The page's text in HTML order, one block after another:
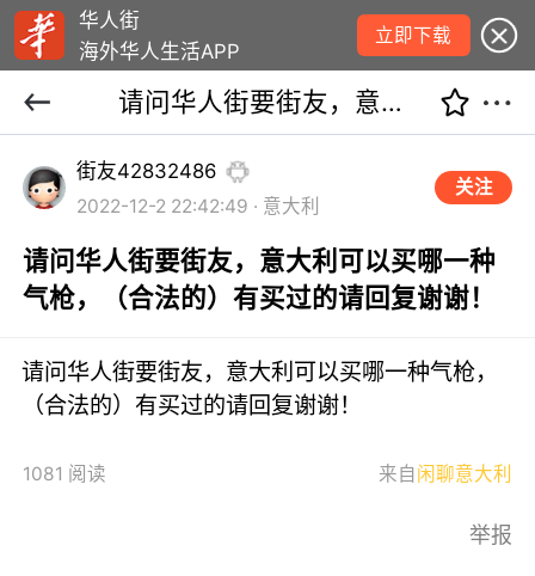
华人街
海外华人生活APP
立即下载
请问华人街要街友，意大利可以买哪一种气枪，（合法的）有买过的请回复谢谢！
街友42832486
2022-12-2 22:42:49 · 意大利
关注
请问华人街要街友，意大利可以买哪一种
气枪，（合法的）有买过的请回复谢谢！
请问华人街要街友，意大利可以买哪一种气枪，
（合法的）有买过的请回复谢谢！
1081 阅读 来自 闲聊意大利
举报